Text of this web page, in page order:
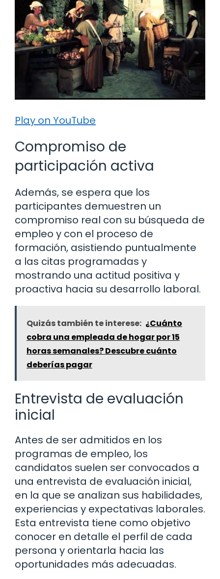
Play on YouTube
Compromiso de
participación activa
Además, se espera que los
participantes demuestren un
compromiso real con su búsqueda de
empleo y con el proceso de
formación, asistiendo puntualmente
a las citas programadas y
mostrando una actitud positiva y
proactiva hacia su desarrollo laboral.
Quizás también te interese: ¿Cuánto
cobra una empleada de hogar por 15
horas semanales? Descubre cuánto
deberías pagar
Entrevista de evaluación
inicial
Antes de ser admitidos en los
programas de empleo, los
candidatos suelen ser convocados a
una entrevista de evaluación inicial,
en la que se analizan sus habilidades,
experiencias y expectativas laborales.
Esta entrevista tiene como objetivo
conocer en detalle el perfil de cada
persona y orientarla hacia las
oportunidades más adecuadas.